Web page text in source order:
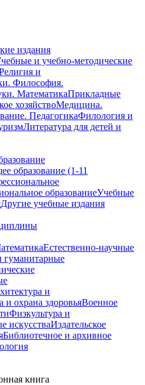
издания
и учебно-методические
и
Философия.
МатематикаПрикладные
хозяйствоМедицина.
ПедагогикаФилология и
Литература для детей и
образование (1-11
образованиеУчебные
Другие учебные издания
Естественно-научные
и
охрана здоровьяВоенное
Физкультура и
искусстваИздательское
Библиотечное и архивное
книга